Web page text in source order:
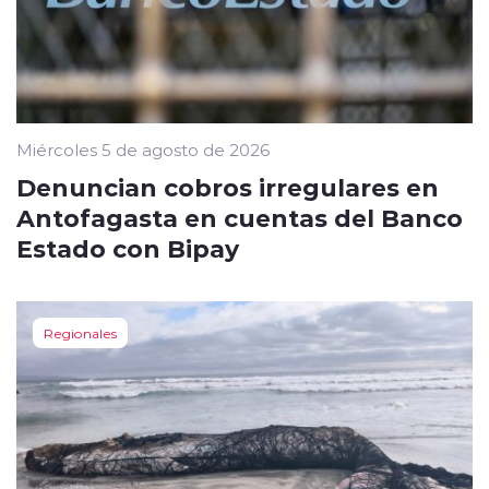
Miércoles 5 de agosto de 2026
Denuncian cobros irregulares en
Antofagasta en cuentas del Banco
Estado con Bipay
Regionales